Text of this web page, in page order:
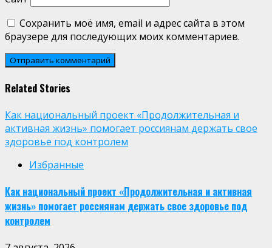
Сохранить моё имя, email и адрес сайта в этом
браузере для последующих моих комментариев.
Related Stories
Как национальный проект «Продолжительная и
активная жизнь» помогает россиянам держать свое
здоровье под контролем
Избранные
Как национальный проект «Продолжительная и активная
жизнь» помогает россиянам держать свое здоровье под
контролем